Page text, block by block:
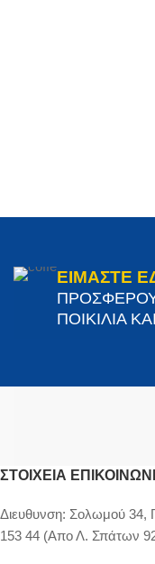
ΕΙΜΑΣΤΕ
ΠΟΙΚΙΛΙΑ
ΣΤΟΙΧΕΊΑ
Διευθυνση: Σολωμού 34,
153 44 (Απο Λ. Σπάτων 92